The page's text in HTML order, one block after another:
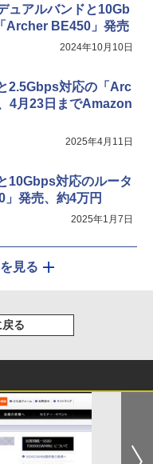
ュアルバンドと10Gb
Archer BE450」発売
2024年10月10日
2.5Gbps対応の「Arc
4月23日までAmazon
2025年4月11日
10Gbps対応のルータ
発売、約4万円
2025年1月7日
見る
戻る